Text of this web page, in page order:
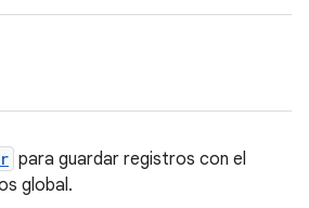
para guardar registros con el
global.